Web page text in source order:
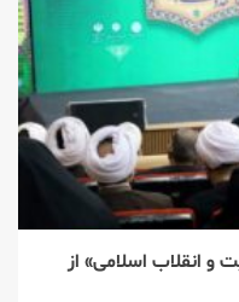
انقلاب اسلامی» از